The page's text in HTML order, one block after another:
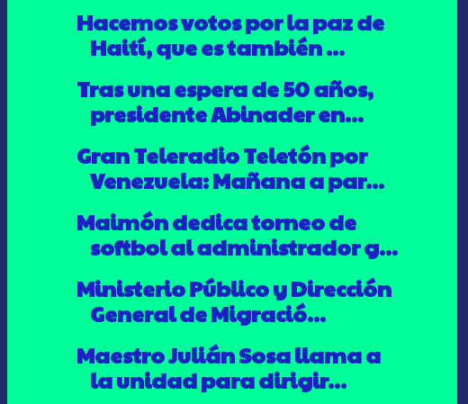
Hacemos votos por la paz de
Haití, que es también ...
Tras una espera de 50 años,
presidente Abinader en...
Gran Teleradio Teletón por
Venezuela: Mañana a par...
Maimón dedica torneo de
softbol al administrador g...
Ministerio Público y Dirección
General de Migració...
Maestro Julián Sosa llama a
la unidad para dirigir...